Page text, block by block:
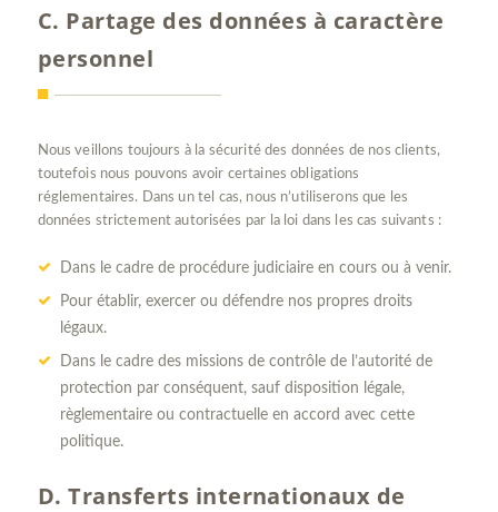
C. Partage des données à caractère
personnel
Nous veillons toujours à la sécurité des données de nos clients,
toutefois nous pouvons avoir certaines obligations
réglementaires. Dans un tel cas, nous n’utiliserons que les
données strictement autorisées par la loi dans les cas suivants :
Dans le cadre de procédure judiciaire en cours ou à venir.
Pour établir, exercer ou défendre nos propres droits
légaux.
Dans le cadre des missions de contrôle de l’autorité de
protection par conséquent, sauf disposition légale,
règlementaire ou contractuelle en accord avec cette
politique.
D. Transferts internationaux de